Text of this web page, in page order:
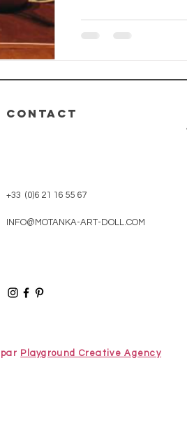
CONTACT
+33 (0)6 21 16 55 67
INFO@MOTANKA-ART-DOLL.COM
Playground Creative Agency